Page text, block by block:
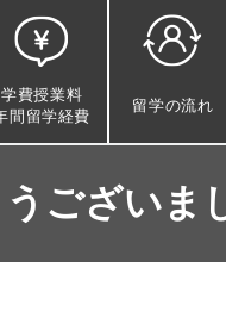
学費授業料
間留学経費
留学の流れ
ございま